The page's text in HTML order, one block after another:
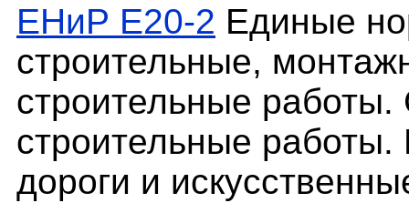
ЕНиР Е20-2 Единые
строительные,
строительные
строительные
дороги и